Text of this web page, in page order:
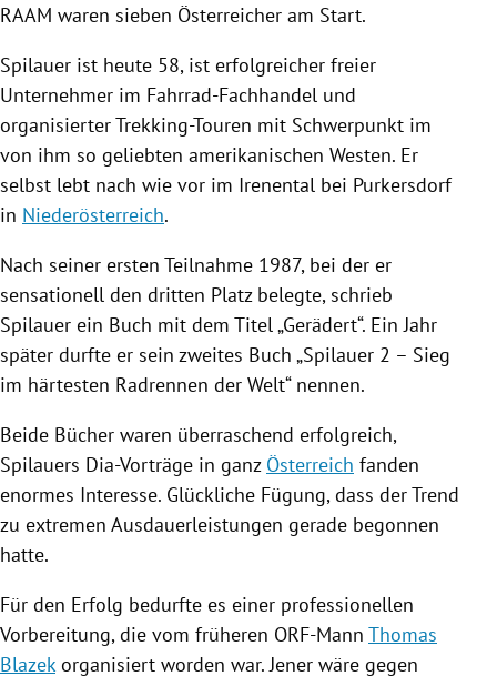
RAAM waren sieben Österreicher am Start.
Spilauer ist heute 58, ist erfolgreicher freier
Unternehmer im Fahrrad-Fachhandel und
organisierter Trekking-Touren mit Schwerpunkt im
von ihm so geliebten amerikanischen Westen. Er
selbst lebt nach wie vor im Irenental bei Purkersdorf
in Niederösterreich.
Nach seiner ersten Teilnahme 1987, bei der er
sensationell den dritten Platz belegte, schrieb
Spilauer ein Buch mit dem Titel „Gerädert“. Ein Jahr
später durfte er sein zweites Buch „Spilauer 2 – Sieg
im härtesten Radrennen der Welt“ nennen.
Beide Bücher waren überraschend erfolgreich,
Spilauers Dia-Vorträge in ganz Österreich fanden
enormes Interesse. Glückliche Fügung, dass der Trend
zu extremen Ausdauerleistungen gerade begonnen
hatte.
Für den Erfolg bedurfte es einer professionellen
Vorbereitung, die vom früheren ORF-Mann Thomas
Blazekorganisiert worden war. Jener wäre gegen